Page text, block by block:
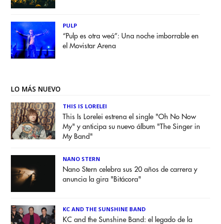
PULP
“Pulp es otra weá”: Una noche imborrable en
el Movistar Arena
LO MÁS NUEVO
THIS IS LORELEI
This Is Lorelei estrena el single "Oh No Now
My" y anticipa su nuevo álbum "The Singer in
My Band"
NANO STERN
Nano Stern celebra sus 20 años de carrera y
anuncia la gira "Bitácora"
KC AND THE SUNSHINE BAND
KC and the Sunshine Band: el legado de la